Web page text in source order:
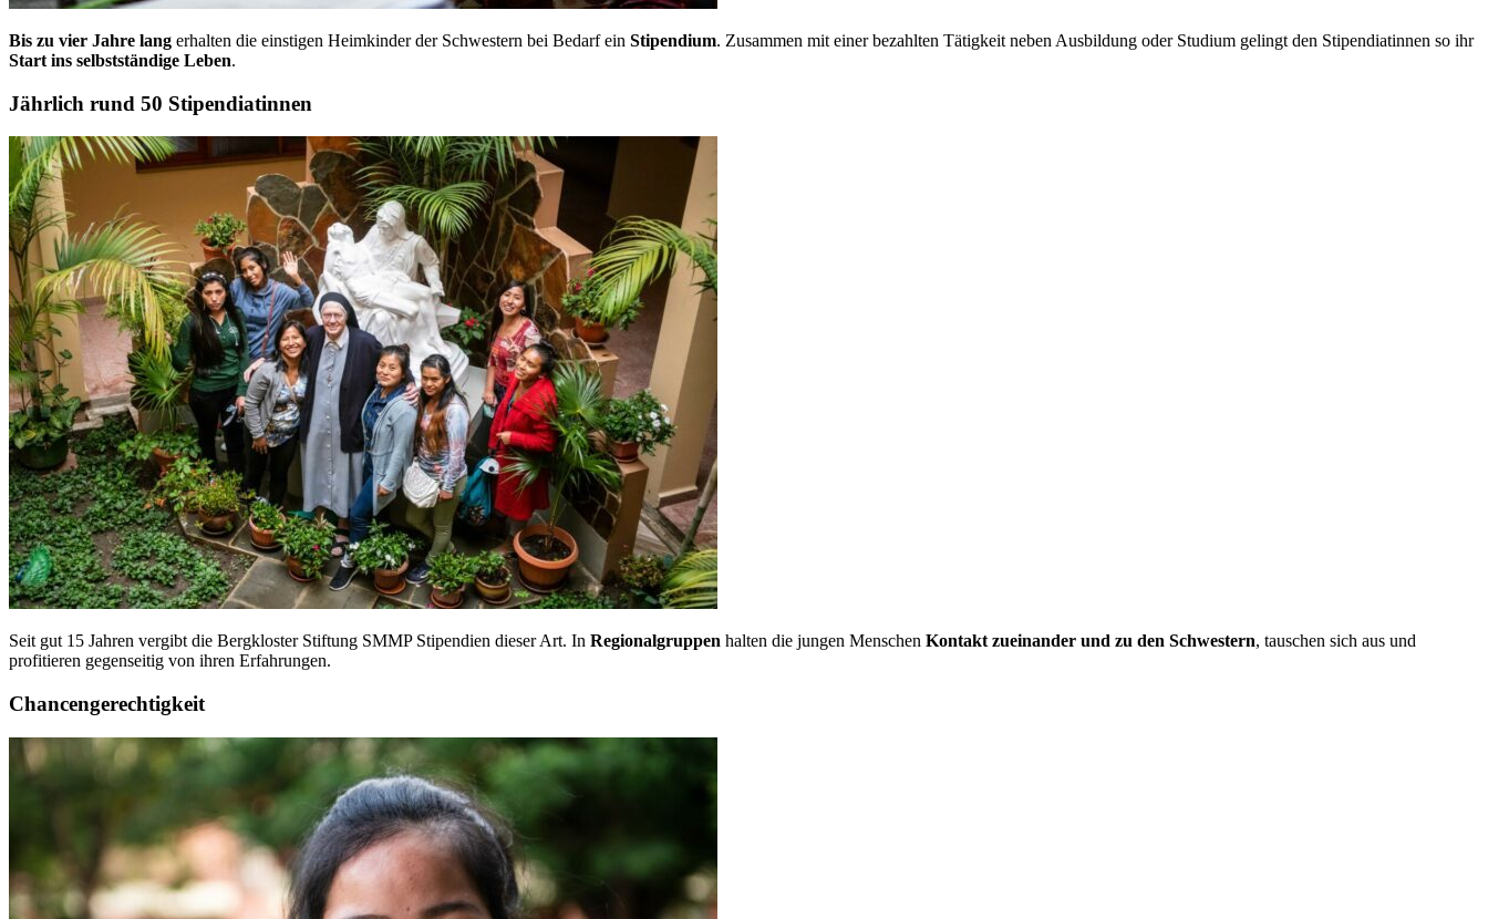
Bis zu vier Jahre lang erhalten die einstigen Heimkinder der Schwestern bei Bedarf ein Stipendium. Zusammen mit einer bezahlten Tätigkeit neben Ausbildung oder Studium gelingt den Stipendiatinnen so ihr
Start ins selbstständige Leben.
Jährlich rund 50 Stipendiatinnen
Seit gut 15 Jahren vergibt die Bergkloster Stiftung SMMP Stipendien dieser Art. In Regionalgruppen halten die jungen Menschen Kontakt zueinander und zu den Schwestern, tauschen sich aus und
profitieren gegenseitig von ihren Erfahrungen.
Chancengerechtigkeit